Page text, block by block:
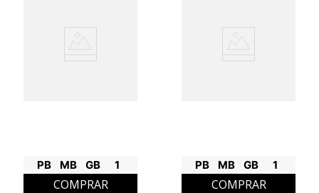
PB MB GB 1
COMPRAR
PB MB GB 1
COMPRAR